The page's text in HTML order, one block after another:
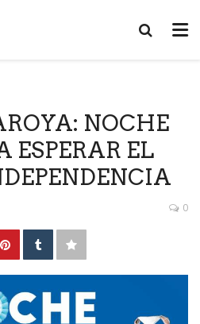
NOCHE
ESPERAR EL
0